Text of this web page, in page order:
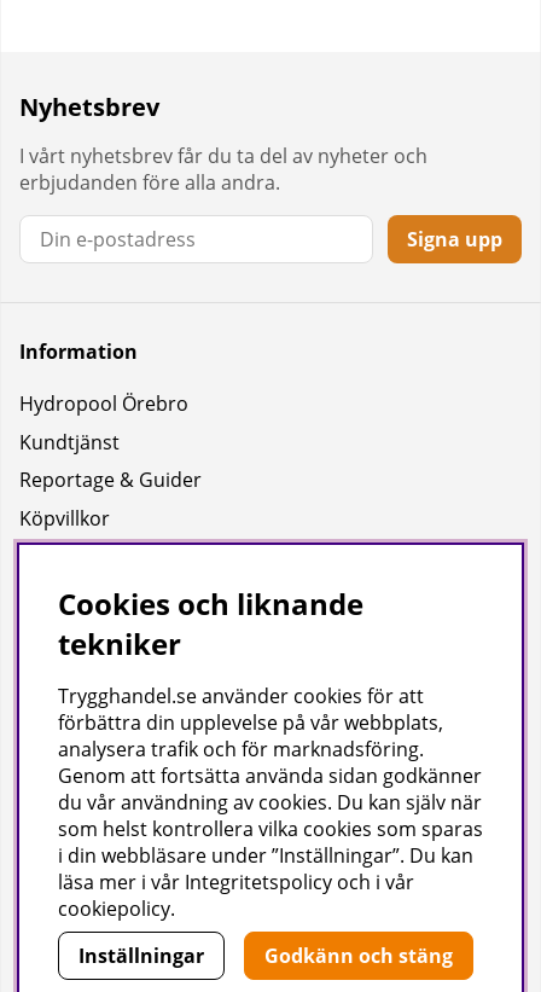
Nyhetsbrev
I vårt nyhetsbrev får du ta del av nyheter och
erbjudanden före alla andra.
Signa upp
Information
Hydropool Örebro
Kundtjänst
Reportage & Guider
Köpvillkor
Uppgifter för leverans
Om oss
Företagsinformation / hitta till oss
Gilla oss på facebook!
Ta del av inspiration, tävlingar och mycket mer
Cookies och liknande
tekniker
Trygghandel.se använder cookies för att
förbättra din upplevelse på vår webbplats,
analysera trafik och för marknadsföring.
Genom att fortsätta använda sidan godkänner
du vår användning av cookies. Du kan själv när
som helst kontrollera vilka cookies som sparas
i din webbläsare under ”Inställningar”. Du kan
läsa mer i vår Integritetspolicy och i vår
cookiepolicy.
Inställningar
Godkänn och stäng